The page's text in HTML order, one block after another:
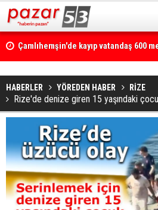
Çamlıhemşin'de kayıp vatandaş 600
HABERLER YÖREDEN HABER RİZE
Rize'de denize giren 15 yaşındaki